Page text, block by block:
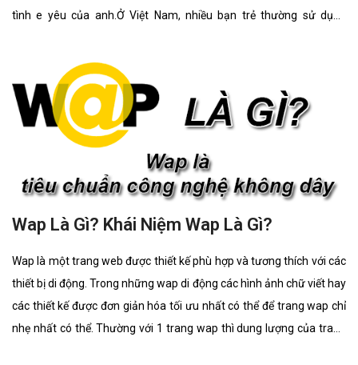
tình e yêu của anh.Ở Việt Nam, nhiều bạn trẻ thường sử dụng
tỏ tình hay để bộc lộ tình yêu với nhau. Vì có thể nói ,câu nói “anh
yêu em hay em yêu em” rất khó nói khi đối mặt nhau, những sử
dụng các ngôn ngữ của các nước khác thì giúp bạn có thể nói
Wap Là Gì? Khái Niệm Wap Là Gì?
Wap là một trang web được thiết kế phù hợp và tương thích với các
thiết bị di động. Trong những wap di động các hình ảnh chữ viết hay
các thiết kế được đơn giản hóa tối ưu nhất có thể để trang wap chỉ
nhẹ nhất có thể. Thường với 1 trang wap thì dung lượng của trang